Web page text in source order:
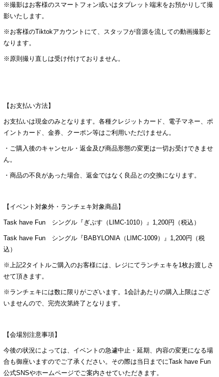
※撮影はお客様のスマートフォン或いはタブレット端末をお預かりして撮
影いたします。
※お客様のTiktokアカウントにて、スタッフが音源を流しての動画撮影と
なります。
※原則撮り直しは受け付けておりません。
【お支払い方法】
お支払いは現金のみとなります。各種クレジットカード、電子マネー、ポ
イントカード、金券、クーポン等はご利用いただけません。
・ご購入後のキャンセル・返金及び商品形態の変更は一切お受けできませ
ん。
・商品の不良があった場合、返金ではなく良品との交換になります。
【イベント対象外・ランチェキ対象商品】
Task have Fun シングル『ぎぷす（LIMC-1010）』1,200円（税込）
Task have Fun シングル『BABYLONIA（LIMC-1009）』1,200円（税
込）
※上記2タイトルご購入のお客様には、レジにてランチェキを1枚お渡しさ
せて頂きます。
※ランチェキには数に限りがございます。1会計あたりの購入上限はござ
いませんので、完売次第終了となります。
【会場別注意事項】
今後の状況によっては、イベントの急遽中止・延期、内容の変更になる場
合も御座いますのでご了承ください。その際は当日までにTask have Fun
公式SNSやホームページでご案内させていただきます。